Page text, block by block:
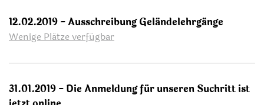
12.02.2019 - Ausschreibung Geländelehrgänge
Wenige Plätze verfügbar
31.01.2019 - Die Anmeldung für unseren Suchritt ist